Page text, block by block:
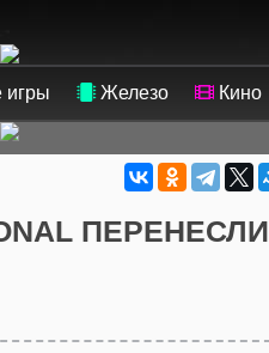
игры Железо Кино
ПЕРЕНЕСЛИ